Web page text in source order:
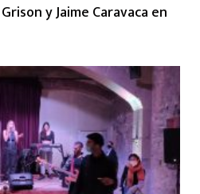
y Jaime Caravaca en